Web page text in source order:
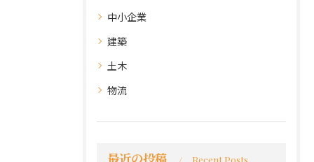
中小企業
建築
土木
物流
最近の投稿 Recent Posts